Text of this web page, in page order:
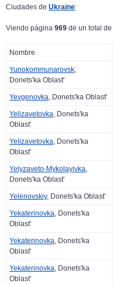
Ciudades de Ukraine:
Viendo página 969 de un total de
Nombre
Yunokommunarovsk,
Donets'ka Oblast'
Yevgenovka, Donets'ka Oblast'
Yelizavetovka, Donets'ka
Oblast'
Yelizavetovka, Donets'ka
Oblast'
Yelyzaveto-Mykolayivka,
Donets'ka Oblast'
Yelenovskiy, Donets'ka Oblast'
Yekaterinovka, Donets'ka
Oblast'
Yekaterinovka, Donets'ka
Oblast'
Yekaterinovka, Donets'ka
Oblast'